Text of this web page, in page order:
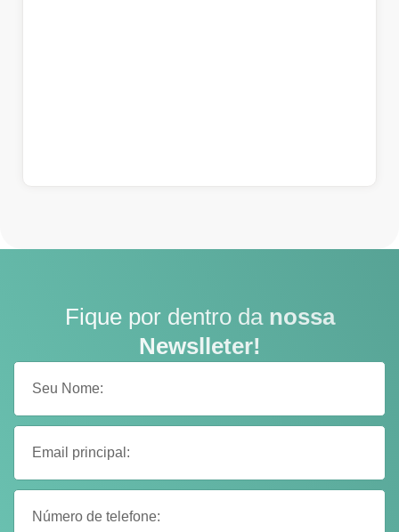
Fique por dentro da nossa
Newslleter!